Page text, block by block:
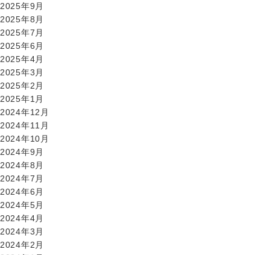
2025年9月
2025年8月
2025年7月
2025年6月
2025年4月
2025年3月
2025年2月
2025年1月
2024年12月
2024年11月
2024年10月
2024年9月
2024年8月
2024年7月
2024年6月
2024年5月
2024年4月
2024年3月
2024年2月